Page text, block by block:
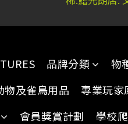
品牌分類 物
物及雀鳥用品 專業玩家
會員獎賞計劃 學校